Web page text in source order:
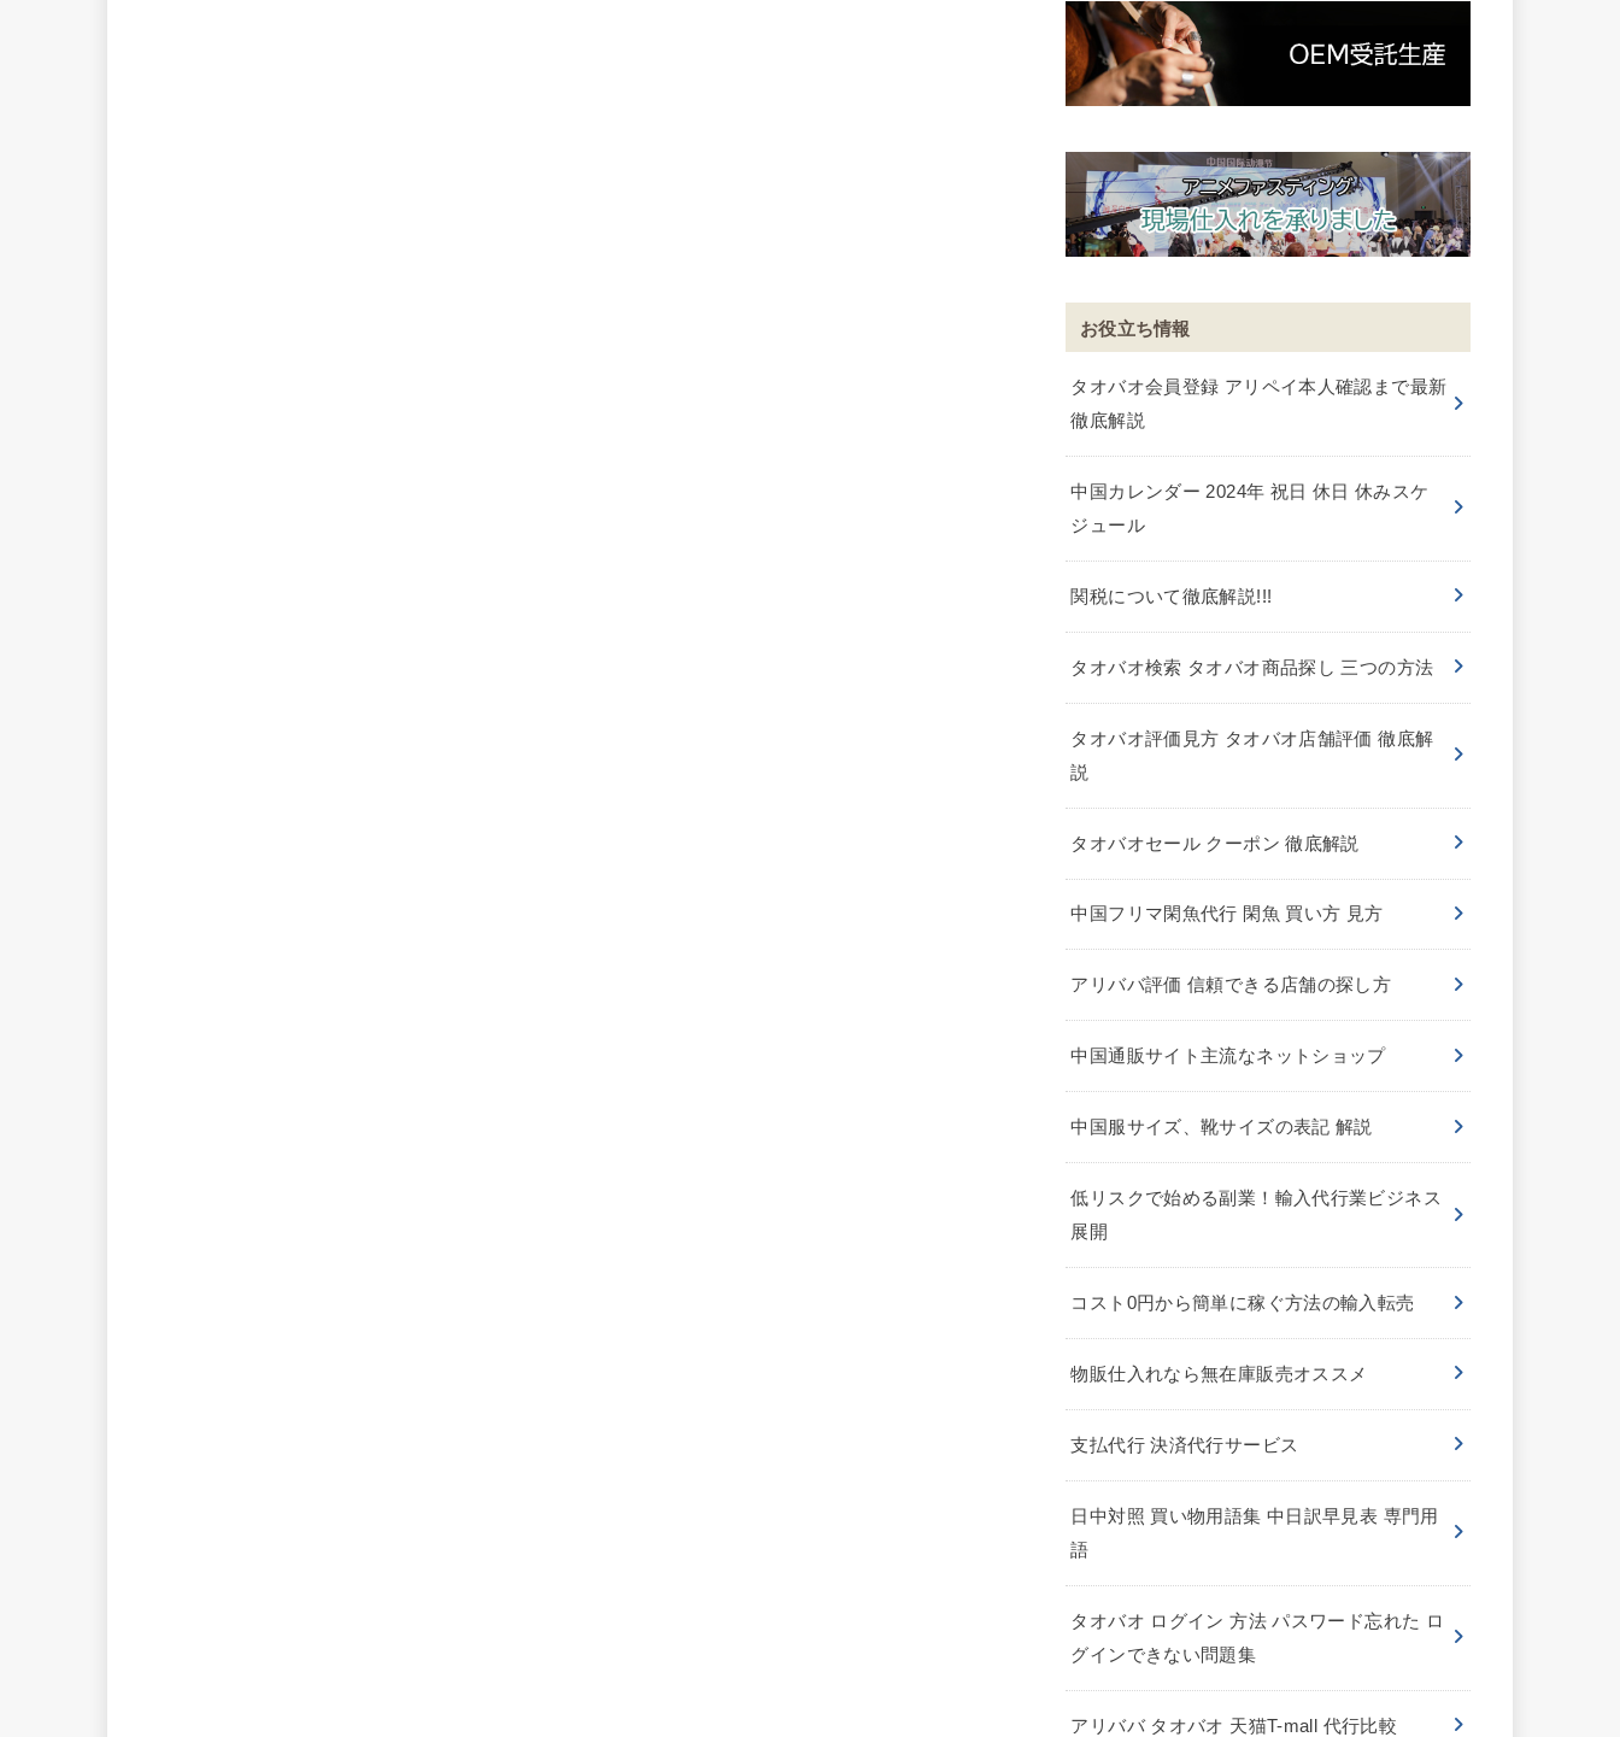
お役立ち情報
タオバオ会員登録 アリペイ本人確認まで最新
徹底解説
中国カレンダー 2024年 祝日 休日 休みスケ
ジュール
関税について徹底解説!!!
タオバオ検索 タオバオ商品探し 三つの方法
タオバオ評価見方 タオバオ店舗評価 徹底解
説
タオバオセール クーポン 徹底解説
中国フリマ閑魚代行 閑魚 買い方 見方
アリババ評価 信頼できる店舗の探し方
中国通販サイト主流なネットショップ
中国服サイズ、靴サイズの表記 解説
低リスクで始める副業！輸入代行業ビジネス
展開
コスト0円から簡単に稼ぐ方法の輸入転売
物販仕入れなら無在庫販売オススメ
支払代行 決済代行サービス
日中対照 買い物用語集 中日訳早見表 専門用
語
タオバオ ログイン 方法 パスワード忘れた ロ
グインできない問題集
アリババ タオバオ 天猫T-mall 代行比較